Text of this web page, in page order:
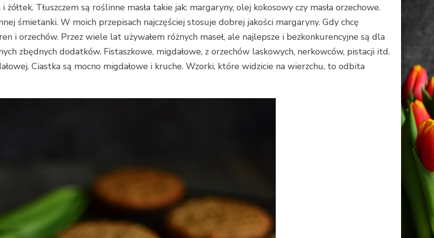
Tłuszczem są roślinne masła takie jak: margaryny, olej kokosowy czy masła orzechowe.
śmietanki. W moich przepisach najczęściej stosuje dobrej jakości margaryny. Gdy chcę
i orzechów. Przez wiele lat używałem różnych maseł, ale najlepsze i bezkonkurencyjne są dla
zbędnych dodatków. Fistaszkowe, migdałowe, z orzechów laskowych, nerkowców, pistacji itd.
Ciastka są mocno migdałowe i kruche. Wzorki, które widzicie na wierzchu, to odbita